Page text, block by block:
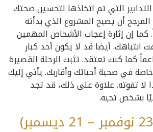
التي تم اتخاذها لتحسين صحتك
المرجح أن يصبح المشروع الذي بدأته
كما إن إثارة إعجاب الأشخاص المهمين
أيضا قد لا يكون أحد كبار
كما كنت تعتقد. تثبت الرحلة القصيرة
في صحبة أحبائك وأقاربك. يأتي إليك
لا تفوته. علاوة على ذلك، قد تجد
بشخص تحبه.